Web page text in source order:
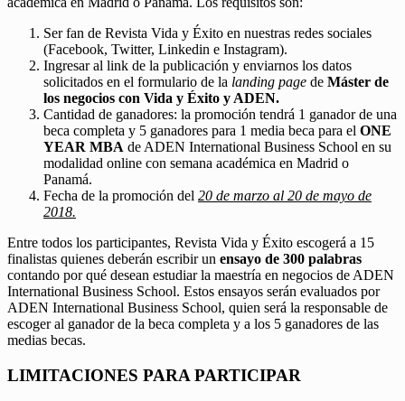
Ser fan de Revista Vida y Éxito en nuestras redes sociales
(Facebook, Twitter, Linkedin e Instagram).
Ingresar al link de la publicación y enviarnos los datos
solicitados en el formulario de la landing page de Máster de
los negocios con Vida y Éxito y ADEN.
Cantidad de ganadores: la promoción tendrá 1 ganador de una
beca completa y 5 ganadores para 1 media beca para el ONE
YEAR MBA de ADEN International Business School en su
modalidad online con semana académica en Madrid o
Panamá.
Fecha de la promoción del 20 de marzo al 20 de mayo de
2018.
Entre todos los participantes, Revista Vida y Éxito escogerá a 15
finalistas quienes deberán escribir un ensayo de 300 palabras
contando por qué desean estudiar la maestría en negocios de ADEN
International Business School. Estos ensayos serán evaluados por
ADEN International Business School, quien será la responsable de
escoger al ganador de la beca completa y a los 5 ganadores de las
medias becas.
LIMITACIONES PARA PARTICIPAR